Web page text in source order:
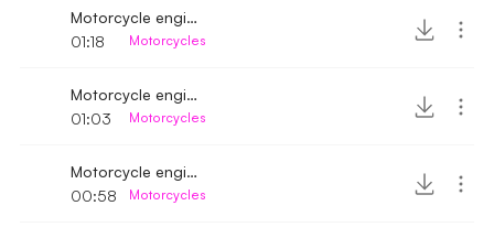
Motorcycle engine ignition and driving away 2
01:18
Motorcycles
Motorcycle engine ignition and driving away 3
01:03
Motorcycles
Motorcycle engine ignition and driving away fast
00:58
Motorcycles